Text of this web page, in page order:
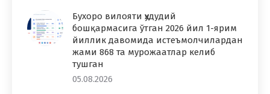
Бухоро вилояти ҳудудий
бошқармасига ўтган 2026 йил 1-ярим
йиллик давомида истеъмолчилардан
жами 868 та мурожаатлар келиб
тушган
05.08.2026